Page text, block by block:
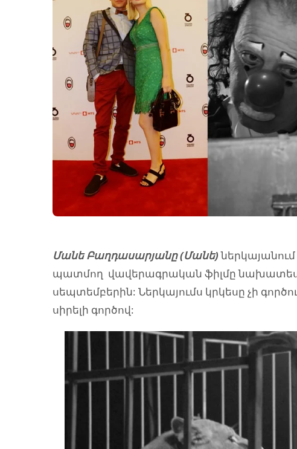
Մանե Բաղդասարյանը (Մանե)
պատմող վավերագրական ֆիլմը
սեպտեմբերին: Ներկայումս կրկեսը չի
սիրելի գործով: